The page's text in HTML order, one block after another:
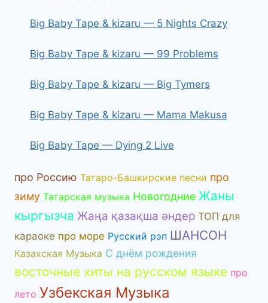
Big Baby Tape & kizaru — 5 Nights Crazy
Big Baby Tape & kizaru — 99 Problems
Big Baby Tape & kizaru — Big Tymers
Big Baby Tape & kizaru — Mama Makusa
Big Baby Tape — Dying 2 Live
про Россию Татаро-Башкирские песни про
зиму Татарская музыка Новогодние Жаны
кыргызча Жаңа қазақша әндер ТОП для
караоке про море Русский рэп ШАНСОН
Казахская Музыка С днём рождения
восточные хиты на русском языке про
лето Узбекская Музыка